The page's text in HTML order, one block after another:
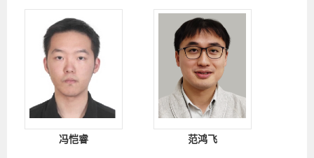
冯恺睿 范鸿飞